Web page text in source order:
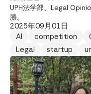
UPH法学部、Legal
勝。
2025年09月01日
AI
competition
Legal
startup